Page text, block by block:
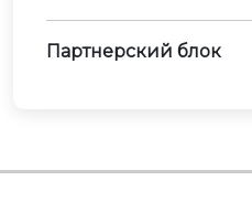
Партнерский блок